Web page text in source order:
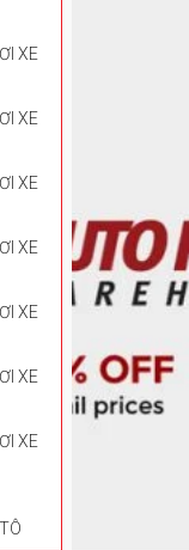
XE
XE
XE
XE
XE
XE
XE